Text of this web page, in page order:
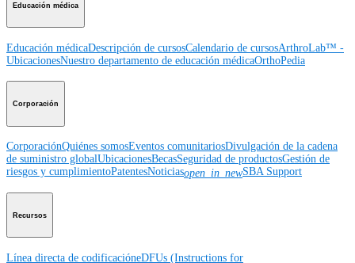
Educación médica
Educación médicaDescripción de cursosCalendario de cursosArthroLab™ -
UbicacionesNuestro departamento de educación médicaOrthoPedia
Corporación
CorporaciónQuiénes somosEventos comunitariosDivulgación de la cadena
de suministro globalUbicacionesBecasSeguridad de productosGestión de
riesgos y cumplimientoPatentesNoticiasopen_in_newSBA Support
Recursos
Línea directa de codificacióneDFUs (Instructions for